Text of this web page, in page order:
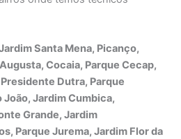
Santa Mena, Picanço,
Cocaia, Parque Cecap,
Dutra, Parque
Jardim Cumbica,
Grande, Jardim
Parque Jurema, Jardim Flor da